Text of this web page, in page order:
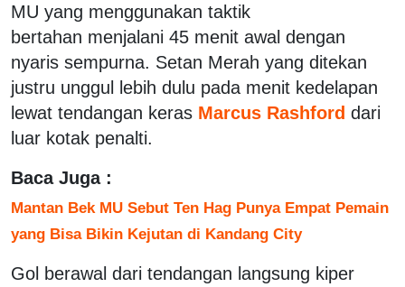
MU yang menggunakan taktik
bertahan menjalani 45 menit awal dengan
nyaris sempurna. Setan Merah yang ditekan
justru unggul lebih dulu pada menit kedelapan
lewat tendangan keras Marcus Rashford dari
luar kotak penalti.
Baca Juga :
Mantan Bek MU Sebut Ten Hag Punya Empat Pemain
yang Bisa Bikin Kejutan di Kandang City
Gol berawal dari tendangan langsung kiper